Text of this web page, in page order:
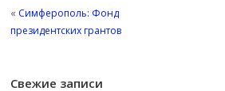
« Симферополь: Фонд
президентских грантов
Свежие записи